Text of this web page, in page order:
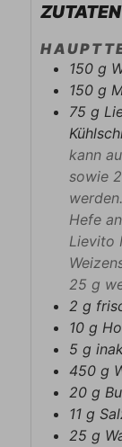
ZUTATEN
150 g
150 g
75 g
kann
sowie
Hefe
Lievito
25 g
2 g
10 g
5 g
450 g
20 g
11 g
25 g